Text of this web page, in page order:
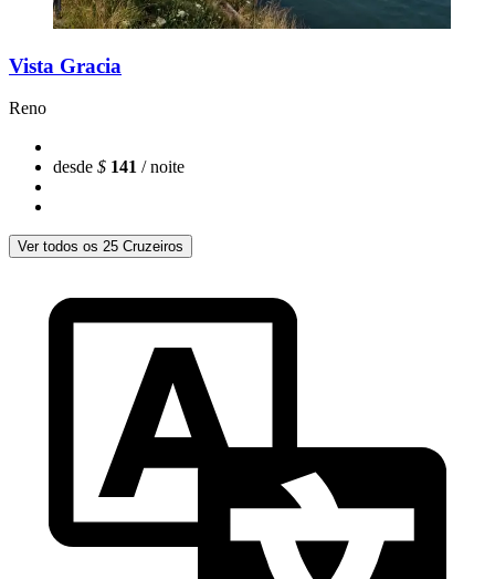
Vista Gracia
Reno
desde $ 141 / noite
Ver todos os 25 Cruzeiros